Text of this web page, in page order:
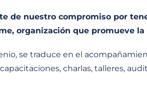
de nuestro compromiso por
organización que promueve
se traduce en el
charlas, talleres,